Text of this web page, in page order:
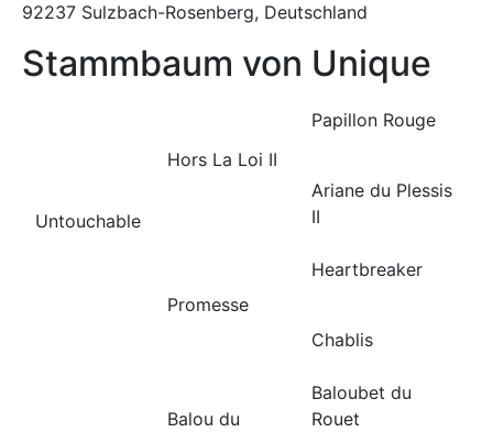
92237 Sulzbach-Rosenberg, Deutschland
Stammbaum von Unique
Untouchable
Hors La Loi II
Papillon Rouge
Ariane du Plessis
II
Promesse
Heartbreaker
Chablis
Balou du
Baloubet du
Rouet